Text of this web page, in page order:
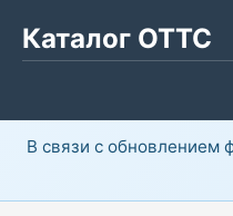
Каталог ОТТС
В связи с обновлением